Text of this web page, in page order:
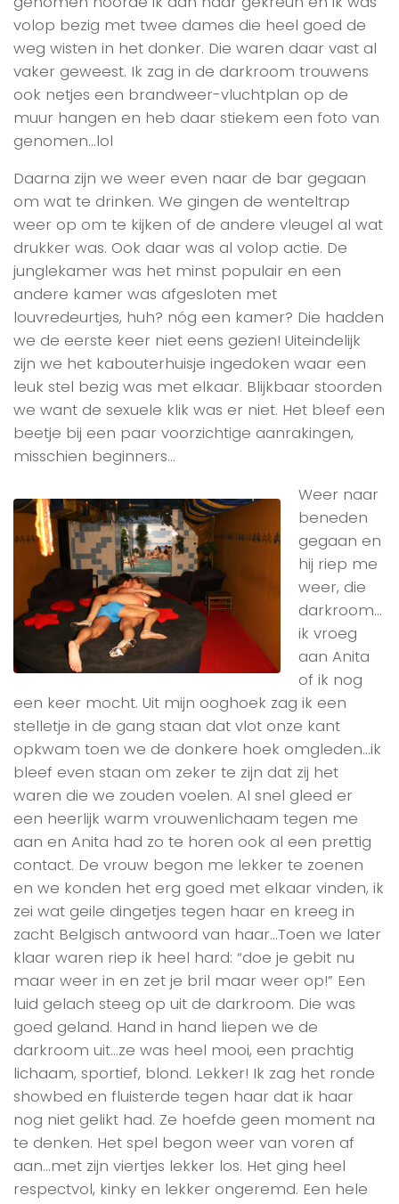
volop bezig met twee dames die heel goed de
weg wisten in het donker. Die waren daar vast al
vaker geweest. Ik zag in de darkroom trouwens
ook netjes een brandweer-vluchtplan op de
muur hangen en heb daar stiekem een foto van
genomen…lol
Daarna zijn we weer even naar de bar gegaan
om wat te drinken. We gingen de wenteltrap
weer op om te kijken of de andere vleugel al wat
drukker was. Ook daar was al volop actie. De
junglekamer was het minst populair en een
andere kamer was afgesloten met
louvredeurtjes, huh? nóg een kamer? Die hadden
we de eerste keer niet eens gezien! Uiteindelijk
zijn we het kabouterhuisje ingedoken waar een
leuk stel bezig was met elkaar. Blijkbaar stoorden
we want de sexuele klik was er niet. Het bleef een
beetje bij een paar voorzichtige aanrakingen,
misschien beginners…
Weer naar
beneden
gegaan en
hij riep me
weer, die
darkroom…
ik vroeg
aan Anita
of ik nog
een keer mocht. Uit mijn ooghoek zag ik een
stelletje in de gang staan dat vlot onze kant
opkwam toen we de donkere hoek omgleden…ik
bleef even staan om zeker te zijn dat zij het
waren die we zouden voelen. Al snel gleed er
een heerlijk warm vrouwenlichaam tegen me
aan en Anita had zo te horen ook al een prettig
contact. De vrouw begon me lekker te zoenen
en we konden het erg goed met elkaar vinden, ik
zei wat geile dingetjes tegen haar en kreeg in
zacht Belgisch antwoord van haar…Toen we later
klaar waren riep ik heel hard: “doe je gebit nu
maar weer in en zet je bril maar weer op!” Een
luid gelach steeg op uit de darkroom. Die was
goed geland. Hand in hand liepen we de
darkroom uit…ze was heel mooi, een prachtig
lichaam, sportief, blond. Lekker! Ik zag het ronde
showbed en fluisterde tegen haar dat ik haar
nog niet gelikt had. Ze hoefde geen moment na
te denken. Het spel begon weer van voren af
aan…met zijn viertjes lekker los. Het ging heel
respectvol, kinky en lekker ongeremd. Een hele